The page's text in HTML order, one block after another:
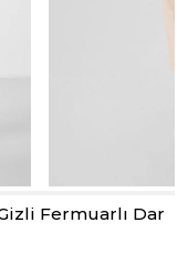
Fermuarlı Dar